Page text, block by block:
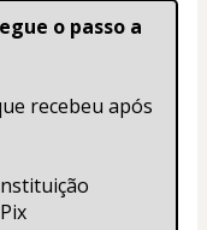
o passo a
recebeu após